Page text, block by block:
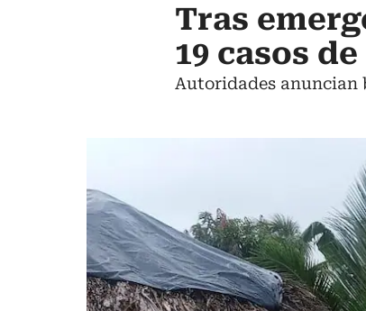
Tras
19 casos
Autoridades anuncian